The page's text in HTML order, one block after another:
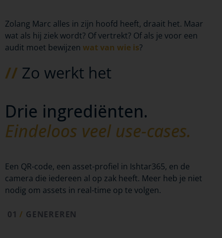
Zolang Marc alles in zijn hoofd heeft, draait het. Maar
wat als hij ziek wordt? Of vertrekt? Of als je voor een
audit moet bewijzen wat van wie is?
// Zo werkt het
Drie ingrediënten.
Eindeloos veel use-cases.
Een QR-code, een asset-profiel in Ishtar365, en de
camera die iedereen al op zak heeft. Meer heb je niet
nodig om assets in real-time op te volgen.
01/ GENEREREN